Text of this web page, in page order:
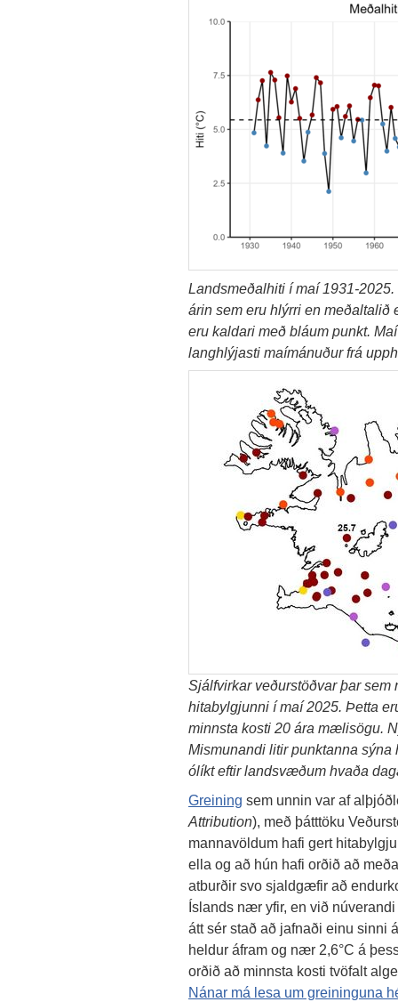
Landsmeðalhiti í maí 1931-
árin sem eru hlýrri en meðaltalið
eru kaldari með bláum punkt.
langhlýjasti maímánuður frá
Sjálfvirkar veðurstöðvar þar sem
hitabylgjunni í maí 2025. Þetta
minnsta kosti 20 ára mælisögu.
Mismunandi litir punktanna sýna
ólíkt eftir landsvæðum hvaða
Greining sem unnin var af
Attribution), með þátttöku
mannavöldum hafi gert
ella og að hún hafi orðið að
atburðir svo sjaldgæfir að
Íslands nær yfir, en við
átt sér stað að jafnaði einu sinni
heldur áfram og nær 2,6°C á
orðið að minnsta kosti tvöfalt
Nánar má lesa um greininguna